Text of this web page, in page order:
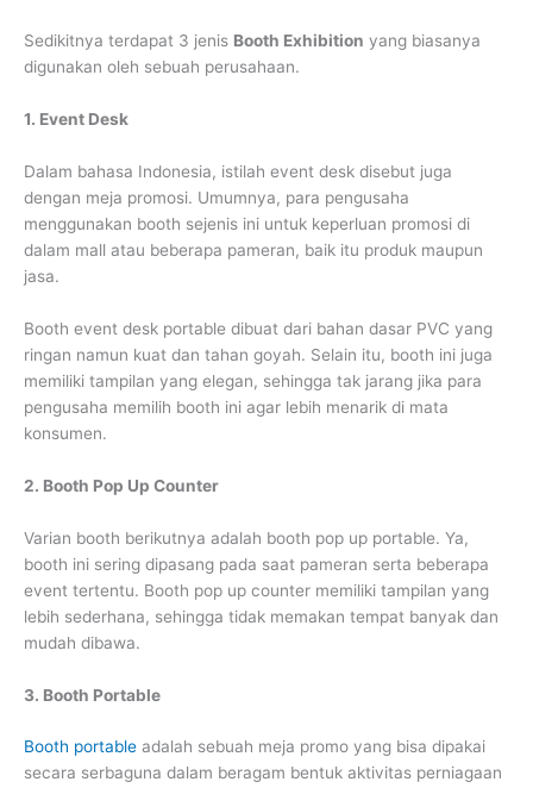
Sedikitnya terdapat 3 jenis Booth Exhibition yang biasanya
digunakan oleh sebuah perusahaan.
1. Event Desk
Dalam bahasa Indonesia, istilah event desk disebut juga
dengan meja promosi. Umumnya, para pengusaha
menggunakan booth sejenis ini untuk keperluan promosi di
dalam mall atau beberapa pameran, baik itu produk maupun
jasa.
Booth event desk portable dibuat dari bahan dasar PVC yang
ringan namun kuat dan tahan goyah. Selain itu, booth ini juga
memiliki tampilan yang elegan, sehingga tak jarang jika para
pengusaha memilih booth ini agar lebih menarik di mata
konsumen.
2. Booth Pop Up Counter
Varian booth berikutnya adalah booth pop up portable. Ya,
booth ini sering dipasang pada saat pameran serta beberapa
event tertentu. Booth pop up counter memiliki tampilan yang
lebih sederhana, sehingga tidak memakan tempat banyak dan
mudah dibawa.
3. Booth Portable
Booth portable adalah sebuah meja promo yang bisa dipakai
secara serbaguna dalam beragam bentuk aktivitas perniagaan